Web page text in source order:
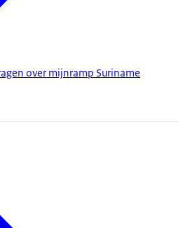
over mijnramp Suriname